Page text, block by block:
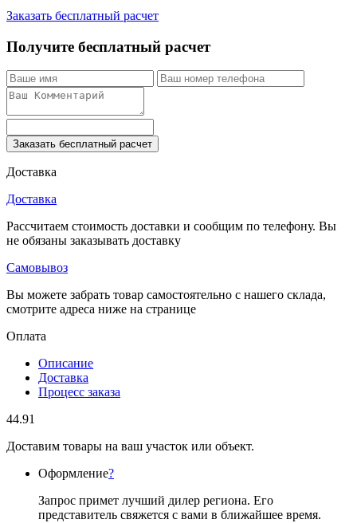
Заказать бесплатный расчет
Получите бесплатный расчет
Заказать бесплатный расчет
Доставка
Доставка
Рассчитаем стоимость доставки и сообщим по телефону. Вы
не обязаны заказывать доставку
Самовывоз
Вы можете забрать товар самостоятельно с нашего склада,
смотрите адреса ниже на странице
Оплата
Описание
Доставка
Процесс заказа
44.91
Доставим товары на ваш участок или объект.
Оформление?
Запрос примет лучший дилер региона. Его
представитель свяжется с вами в ближайшее время.